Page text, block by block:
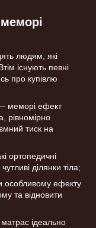
людям, які
існують певні
про купівлю
меморі ефект
рівномірно
тиск на
ортопедичні
ділянки тіла;
особливому ефекту
та відновити
ідеально